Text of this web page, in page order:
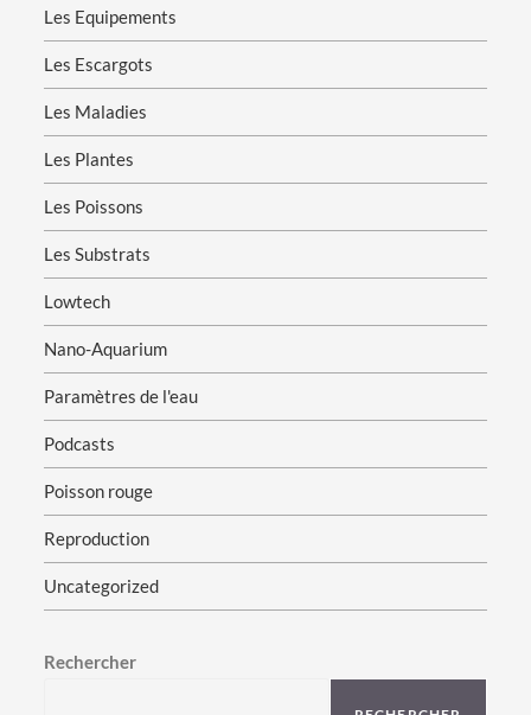
Les Equipements
Les Escargots
Les Maladies
Les Plantes
Les Poissons
Les Substrats
Lowtech
Nano-Aquarium
Paramètres de l'eau
Podcasts
Poisson rouge
Reproduction
Uncategorized
Rechercher